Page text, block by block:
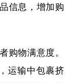
한국어
信息，增加购
物满意度。
运输中包裹挤